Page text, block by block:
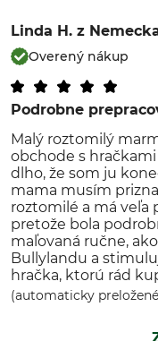
Linda H. z
Overený nákup
Podrobne
Malý roztomilý
obchode s
dlho, že som ju
mama musím
roztomilé a má veľa
pretože bola
maľovaná ručne,
Bullylandu a
hračka, ktorú rád
(automaticky